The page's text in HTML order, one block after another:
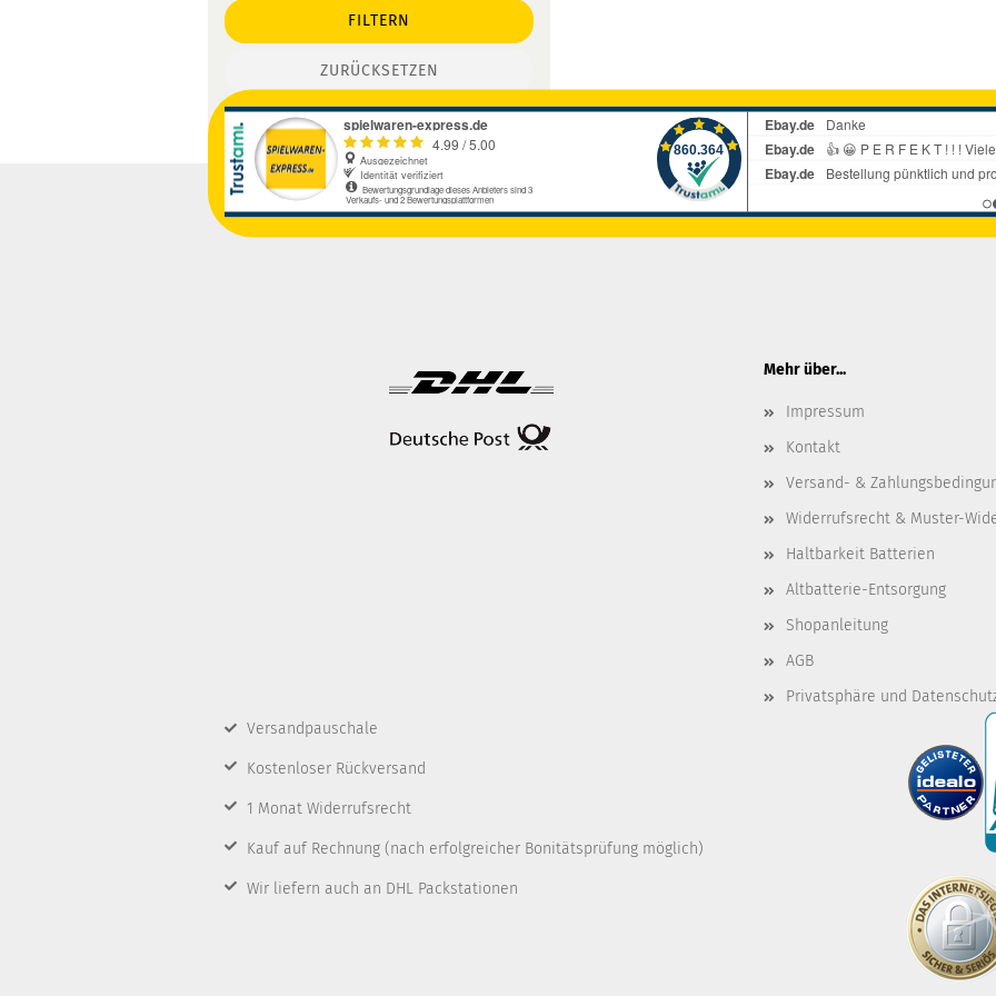
FILTERN
ZURÜCKSETZEN
Mehr über...
Impressum
Kontakt
Versand- &
Widerrufsrecht & Muster-
Haltbarkeit Batterien
Altbatterie-Entsorgung
Shopanleitung
AGB
Privatsphäre und
Versandpauschale
Kostenloser Rückversand
1 Monat Widerrufsrecht
Kauf auf Rechnung (nach erfolgreicher Bonitätsprüfung möglich)
Wir liefern auch an DHL Packstationen